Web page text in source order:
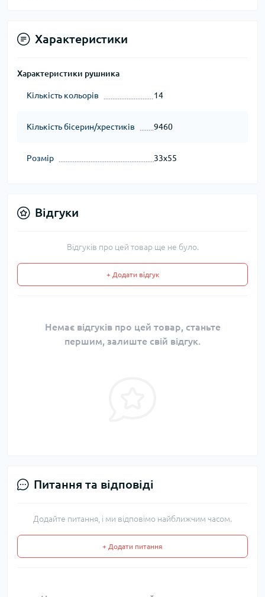
Характеристики
Характеристики рушника
Кількість кольорів 14
Кількість бісерин/хрестиків 9460
Розмір 33x55
Відгуки
Відгуків про цей товар ще не було.
+ Додати відгук
Немає відгуків про цей товар, станьте
першим, залиште свій відгук.
Питання та відповіді
Додайте питання, і ми відповімо найближчим часом.
+ Додати питання